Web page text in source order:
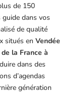
de 150
dans vos
de qualité
situés en Vendée
la France à
dans des
d’agendas
génération